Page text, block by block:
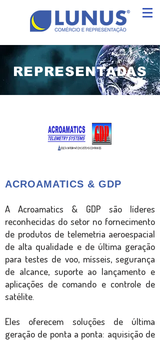
REPRESENTADAS
ACROAMATICS & GDP
A Acroamatics & GDP são líderes
reconhecidas do setor no fornecimento
de produtos de telemetria aeroespacial
de alta qualidade e de última geração
para testes de voo, mísseis, segurança
de alcance, suporte ao lançamento e
aplicações de comando e controle de
satélite.
Eles oferecem soluções de última
geração de ponta a ponta: aquisição de